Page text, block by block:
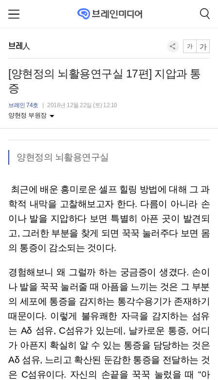
브레人 가 가
[양현정의 뇌활용연구실 17편] 지압과 통
증
브레인 74호
2018년 12월 22일 (토) 12:10
양현정 부원장
양현정의 뇌활용연구실
최근에 배운 흥미로운 셀프 힐링 방법에 대해 그 과
학적 내막을 고찰해보고자 한다. 다름이 아니라 손
이나 발을 지압하다 보면 특별히 아픈 곳이 발견되
고, 그러한 부분을 찾게 되면 꾹꾹 눌러주다 보면 몸
의 통증이 감소되는 것이다.
경험해보니 왜 그럴까 하는 궁금증이 생겼다. 손이
나 발을 꾹꾹 눌러줄 때 아픔을 느끼는 것은 그 부분
의 세포에 통증을 감지하는 통각수용기가 존재하기
때문이다. 이렇게 불유쾌한 자극을 감지하는 섬유
는 Aδ 섬유, C섬유가 있는데, 날카로운 통증, 어디
가 아픈지 확실히 알 수 있는 통증을 담당하는 것은
Aδ 섬유, 느리고 확산된 둔감한 통증을 전달하는 것
은 C섬유이다. 자신의 손끝을 꾹꾹 눌렀을 때 “아